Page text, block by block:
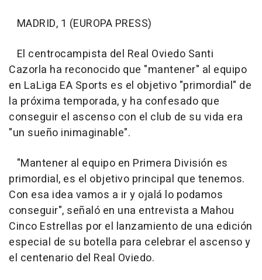
MADRID, 1 (EUROPA PRESS)
El centrocampista del Real Oviedo Santi
Cazorla ha reconocido que "mantener" al equipo
en LaLiga EA Sports es el objetivo "primordial" de
la próxima temporada, y ha confesado que
conseguir el ascenso con el club de su vida era
"un sueño inimaginable".
"Mantener al equipo en Primera División es
primordial, es el objetivo principal que tenemos.
Con esa idea vamos a ir y ojalá lo podamos
conseguir", señaló en una entrevista a Mahou
Cinco Estrellas por el lanzamiento de una edición
especial de su botella para celebrar el ascenso y
el centenario del Real Oviedo.